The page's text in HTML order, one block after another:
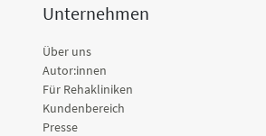
Unternehmen
Über uns
Autor:innen
Für Rehakliniken
Kundenbereich
Presse